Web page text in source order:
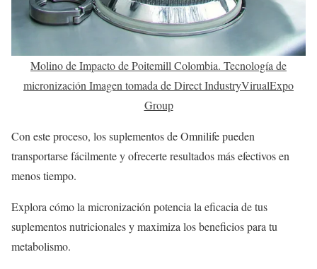
Molino de Impacto de Poitemill Colombia. Tecnología de
micronización Imagen tomada de Direct IndustryVirualExpo
Group
Con este proceso, los suplementos de Omnilife pueden
transportarse fácilmente y ofrecerte resultados más efectivos en
menos tiempo.
Explora cómo la micronización potencia la eficacia de tus
suplementos nutricionales y maximiza los beneficios para tu
metabolismo.